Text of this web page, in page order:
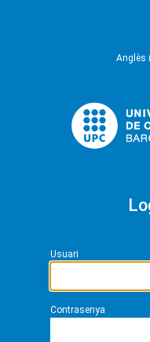
Anglès
Usuari
Contrasenya